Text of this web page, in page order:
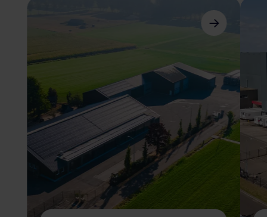
foodservice tot logistiek.
processen die naadloos op elkaar zijn
afgestemd. Zo vormen we samen een
gestroomlijnde keten.